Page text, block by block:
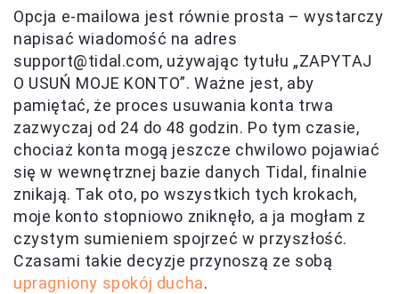
Opcja e-mailowa jest równie prosta – wystarczy
napisać wiadomość na adres
support@tidal.com, używając tytułu „ZAPYTAJ
O USUŃ MOJE KONTO”. Ważne jest, aby
pamiętać, że proces usuwania konta trwa
zazwyczaj od 24 do 48 godzin. Po tym czasie,
chociaż konta mogą jeszcze chwilowo pojawiać
się w wewnętrznej bazie danych Tidal, finalnie
znikają. Tak oto, po wszystkich tych krokach,
moje konto stopniowo zniknęło, a ja mogłam z
czystym sumieniem spojrzeć w przyszłość.
Czasami takie decyzje przynoszą ze sobą
upragniony spokój ducha.